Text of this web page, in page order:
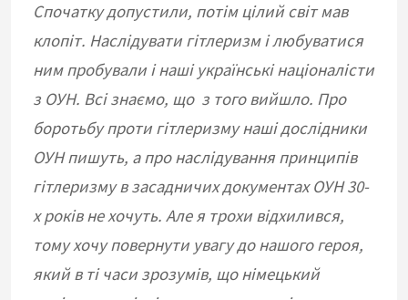
Спочатку допустили, потім цілий світ мав
клопіт. Наслідувати гітлеризм і любуватися
ним пробували і наші українські націоналісти
з ОУН. Всі знаємо, що з того вийшло. Про
боротьбу проти гітлеризму наші дослідники
ОУН пишуть, а про наслідування принципів
гітлеризму в засадничих документах ОУН 30-
х років не хочуть. Але я трохи відхилився,
тому хочу повернути увагу до нашого героя,
який в ті часи зрозумів, що німецький